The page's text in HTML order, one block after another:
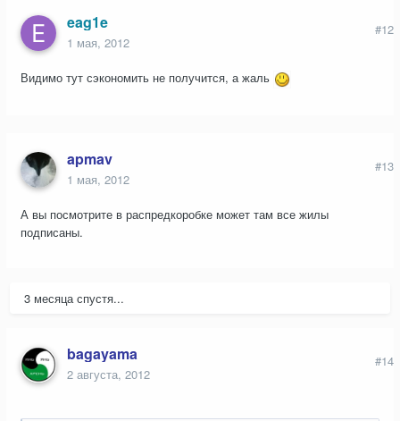
eag1e
1 мая, 2012
#12
Видимо тут сэкономить не получится, а жаль
apmav
1 мая, 2012
#13
А вы посмотрите в распредкоробке может там все жилы
подписаны.
3 месяца спустя...
bagayama
2 августа, 2012
#14